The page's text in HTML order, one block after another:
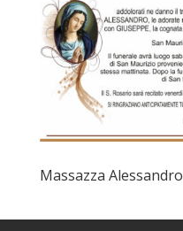
Massazza Alessandro